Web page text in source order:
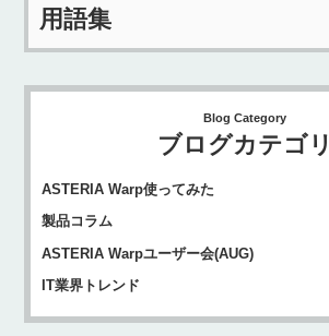
用語集
Blog Category
ブログカテゴリ
ASTERIA Warp使ってみた
製品コラム
ASTERIA Warpユーザー会(AUG)
IT業界トレンド